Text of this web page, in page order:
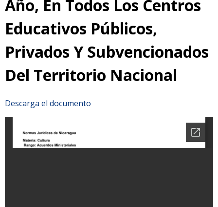
Año, En Todos Los Centros
Educativos Públicos,
Privados Y Subvencionados
Del Territorio Nacional
Descarga el documento